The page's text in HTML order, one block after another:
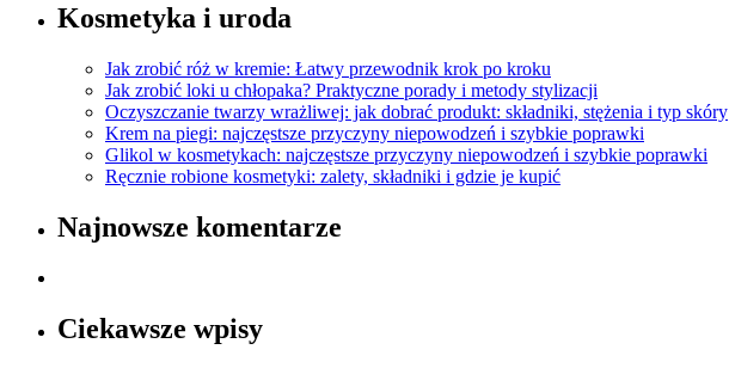
Kosmetyka i uroda
Jak zrobić róż w kremie: Łatwy przewodnik krok po kroku
Jak zrobić loki u chłopaka? Praktyczne porady i metody stylizacji
Oczyszczanie twarzy wrażliwej: jak dobrać produkt: składniki, stężenia i typ skóry
Krem na piegi: najczęstsze przyczyny niepowodzeń i szybkie poprawki
Glikol w kosmetykach: najczęstsze przyczyny niepowodzeń i szybkie poprawki
Ręcznie robione kosmetyki: zalety, składniki i gdzie je kupić
Najnowsze komentarze
Ciekawsze wpisy